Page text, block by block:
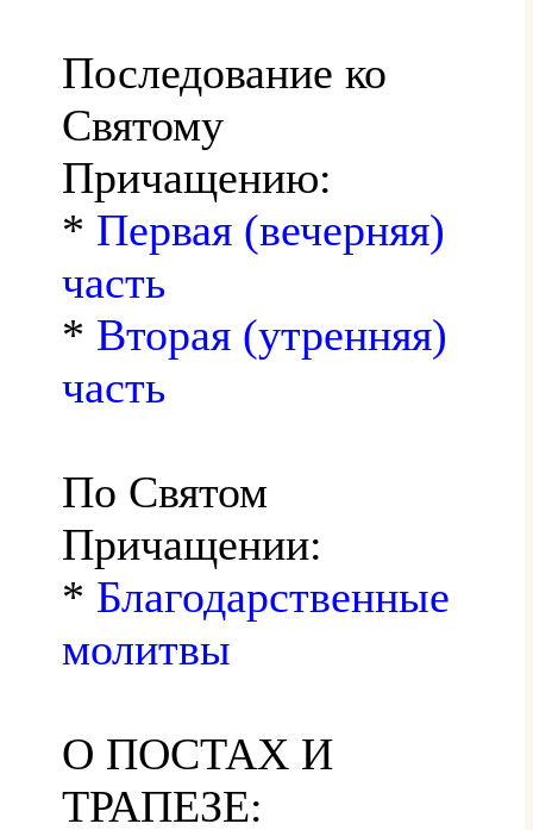
Последование ко
Святому
Причащению:
* Первая (вечерняя)
часть
* Вторая (утренняя)
часть
По Святом
Причащении:
* Благодарственные
молитвы
О ПОСТАХ И
ТРАПЕЗЕ: